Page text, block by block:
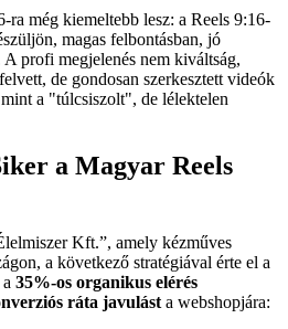
ra még kiemeltebb lesz: a Reels 9:16-
magas felbontásban, jó
profi megjelenés nem kiváltság,
de gondosan szerkesztett videók
a "túlcsiszolt", de lélektelen
a Magyar Reels
Kft.”, amely kézműves
a következő stratégiával érte el a
35%-os organikus elérés
ráta javulást a webshopjára: